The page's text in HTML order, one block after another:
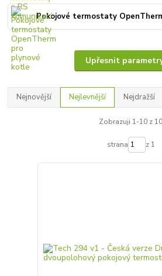
Pokojové termostaty
Upřesnit
Nejnovější Nejlevnější Nejdražší
Zobrazuji 1-10 z 10
strana z 1